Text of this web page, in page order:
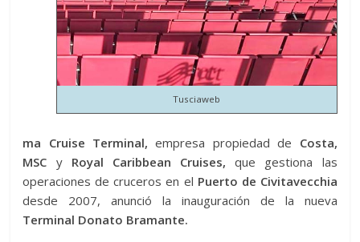
Tusciaweb
ma Cruise Terminal, empresa propiedad de Costa,
MSC yRoyal Caribbean Cruises, que gestiona las
operaciones de cruceros en el Puerto de Civitavecchia
desde 2007, anunció la inauguración de la nueva
Terminal Donato Bramante.